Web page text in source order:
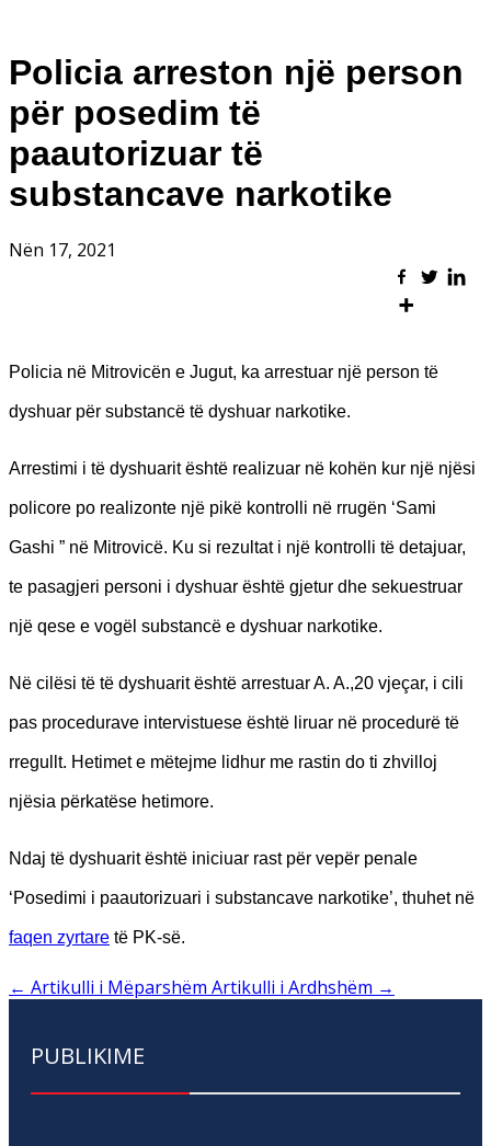
Policia arreston një person
për posedim të
paautorizuar të
substancave narkotike
Nën 17, 2021
Policia në Mitrovicën e Jugut, ka arrestuar një person të
dyshuar për substancë të dyshuar narkotike.
Arrestimi i të dyshuarit është realizuar në kohën kur një njësi
policore po realizonte një pikë kontrolli në rrugën ‘Sami
Gashi ” në Mitrovicë. Ku si rezultat i një kontrolli të detajuar,
te pasagjeri personi i dyshuar është gjetur dhe sekuestruar
një qese e vogël substancë e dyshuar narkotike.
Në cilësi të të dyshuarit është arrestuar A. A.,20 vjeçar, i cili
pas procedurave intervistuese është liruar në procedurë të
rregullt. Hetimet e mëtejme lidhur me rastin do ti zhvilloj
njësia përkatëse hetimore.
Ndaj të dyshuarit është iniciuar rast për vepër penale
‘Posedimi i paautorizuari i substancave narkotike’, thuhet në
faqen zyrtare të PK-së.
← Artikulli i Mëparshëm Artikulli i Ardhshëm →
PUBLIKIME